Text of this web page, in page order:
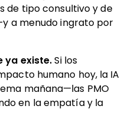
de tipo consultivo y de
a menudo ingrato por
ya existe. Si los
humano hoy, la IA
mañana—las PMO
en la empatía y la